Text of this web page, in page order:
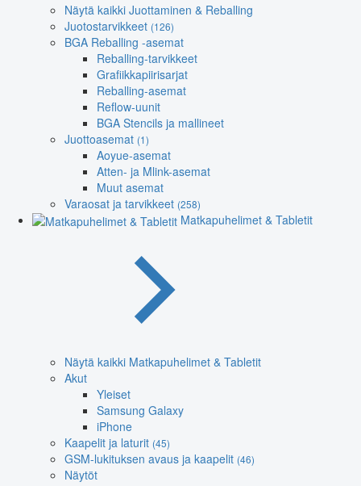
Näytä kaikki Juottaminen & Reballing
Juotostarvikkeet (126)
BGA Reballing -asemat
Reballing-tarvikkeet
Grafiikkapiirisarjat
Reballing-asemat
Reflow-uunit
BGA Stencils ja mallineet
Juottoasemat (1)
Aoyue-asemat
Atten- ja Mlink-asemat
Muut asemat
Varaosat ja tarvikkeet (258)
Matkapuhelimet & Tabletit
Näytä kaikki Matkapuhelimet & Tabletit
Akut
Yleiset
Samsung Galaxy
iPhone
Kaapelit ja laturit (45)
GSM-lukituksen avaus ja kaapelit (46)
Näytöt